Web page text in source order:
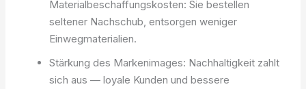
Materialbeschaffungskosten: Sie bestellen
seltener Nachschub, entsorgen weniger
Einwegmaterialien.
Stärkung des Markenimages: Nachhaltigkeit zahlt
sich aus — loyale Kunden und bessere